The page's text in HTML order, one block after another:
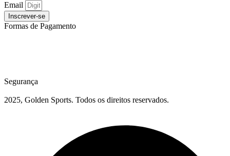
Email
Inscrever-se
Formas de Pagamento
Segurança
2025, Golden Sports. Todos os direitos reservados.